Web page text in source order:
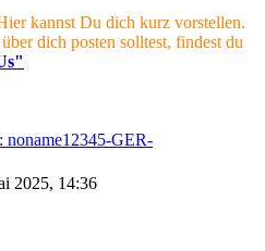
kannst Du dich kurz vorstellen.
dich posten solltest, findest du
noname12345-GER-
2025, 14:36